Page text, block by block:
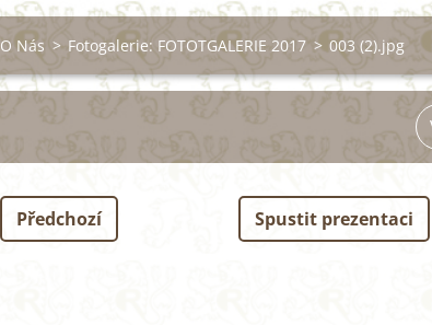
O Nás > Fotogalerie: FOTOTGALERIE 2017 > 003 (2).jpg
Předchozí Spustit prezentaci